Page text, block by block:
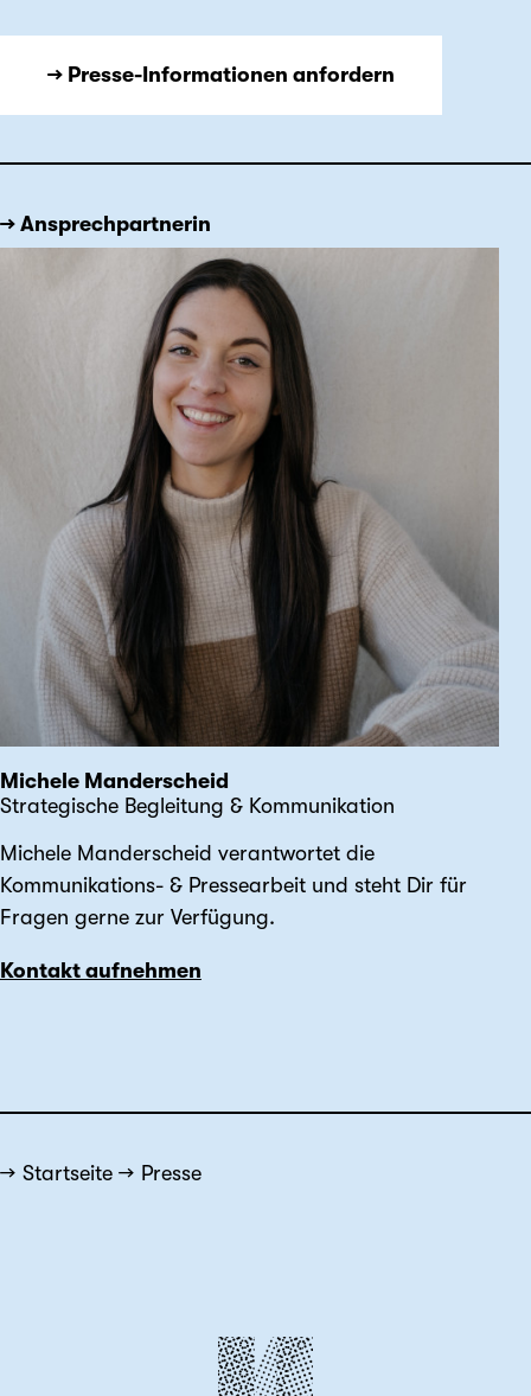
→ Presse-Informationen anfordern
→ Ansprechpartnerin
Michele Manderscheid
Strategische Begleitung & Kommunikation
Michele Manderscheid verantwortet die
Kommunikations- & Pressearbeit und steht Dir für
Fragen gerne zur Verfügung.
Kontakt aufnehmen
Startseite Presse